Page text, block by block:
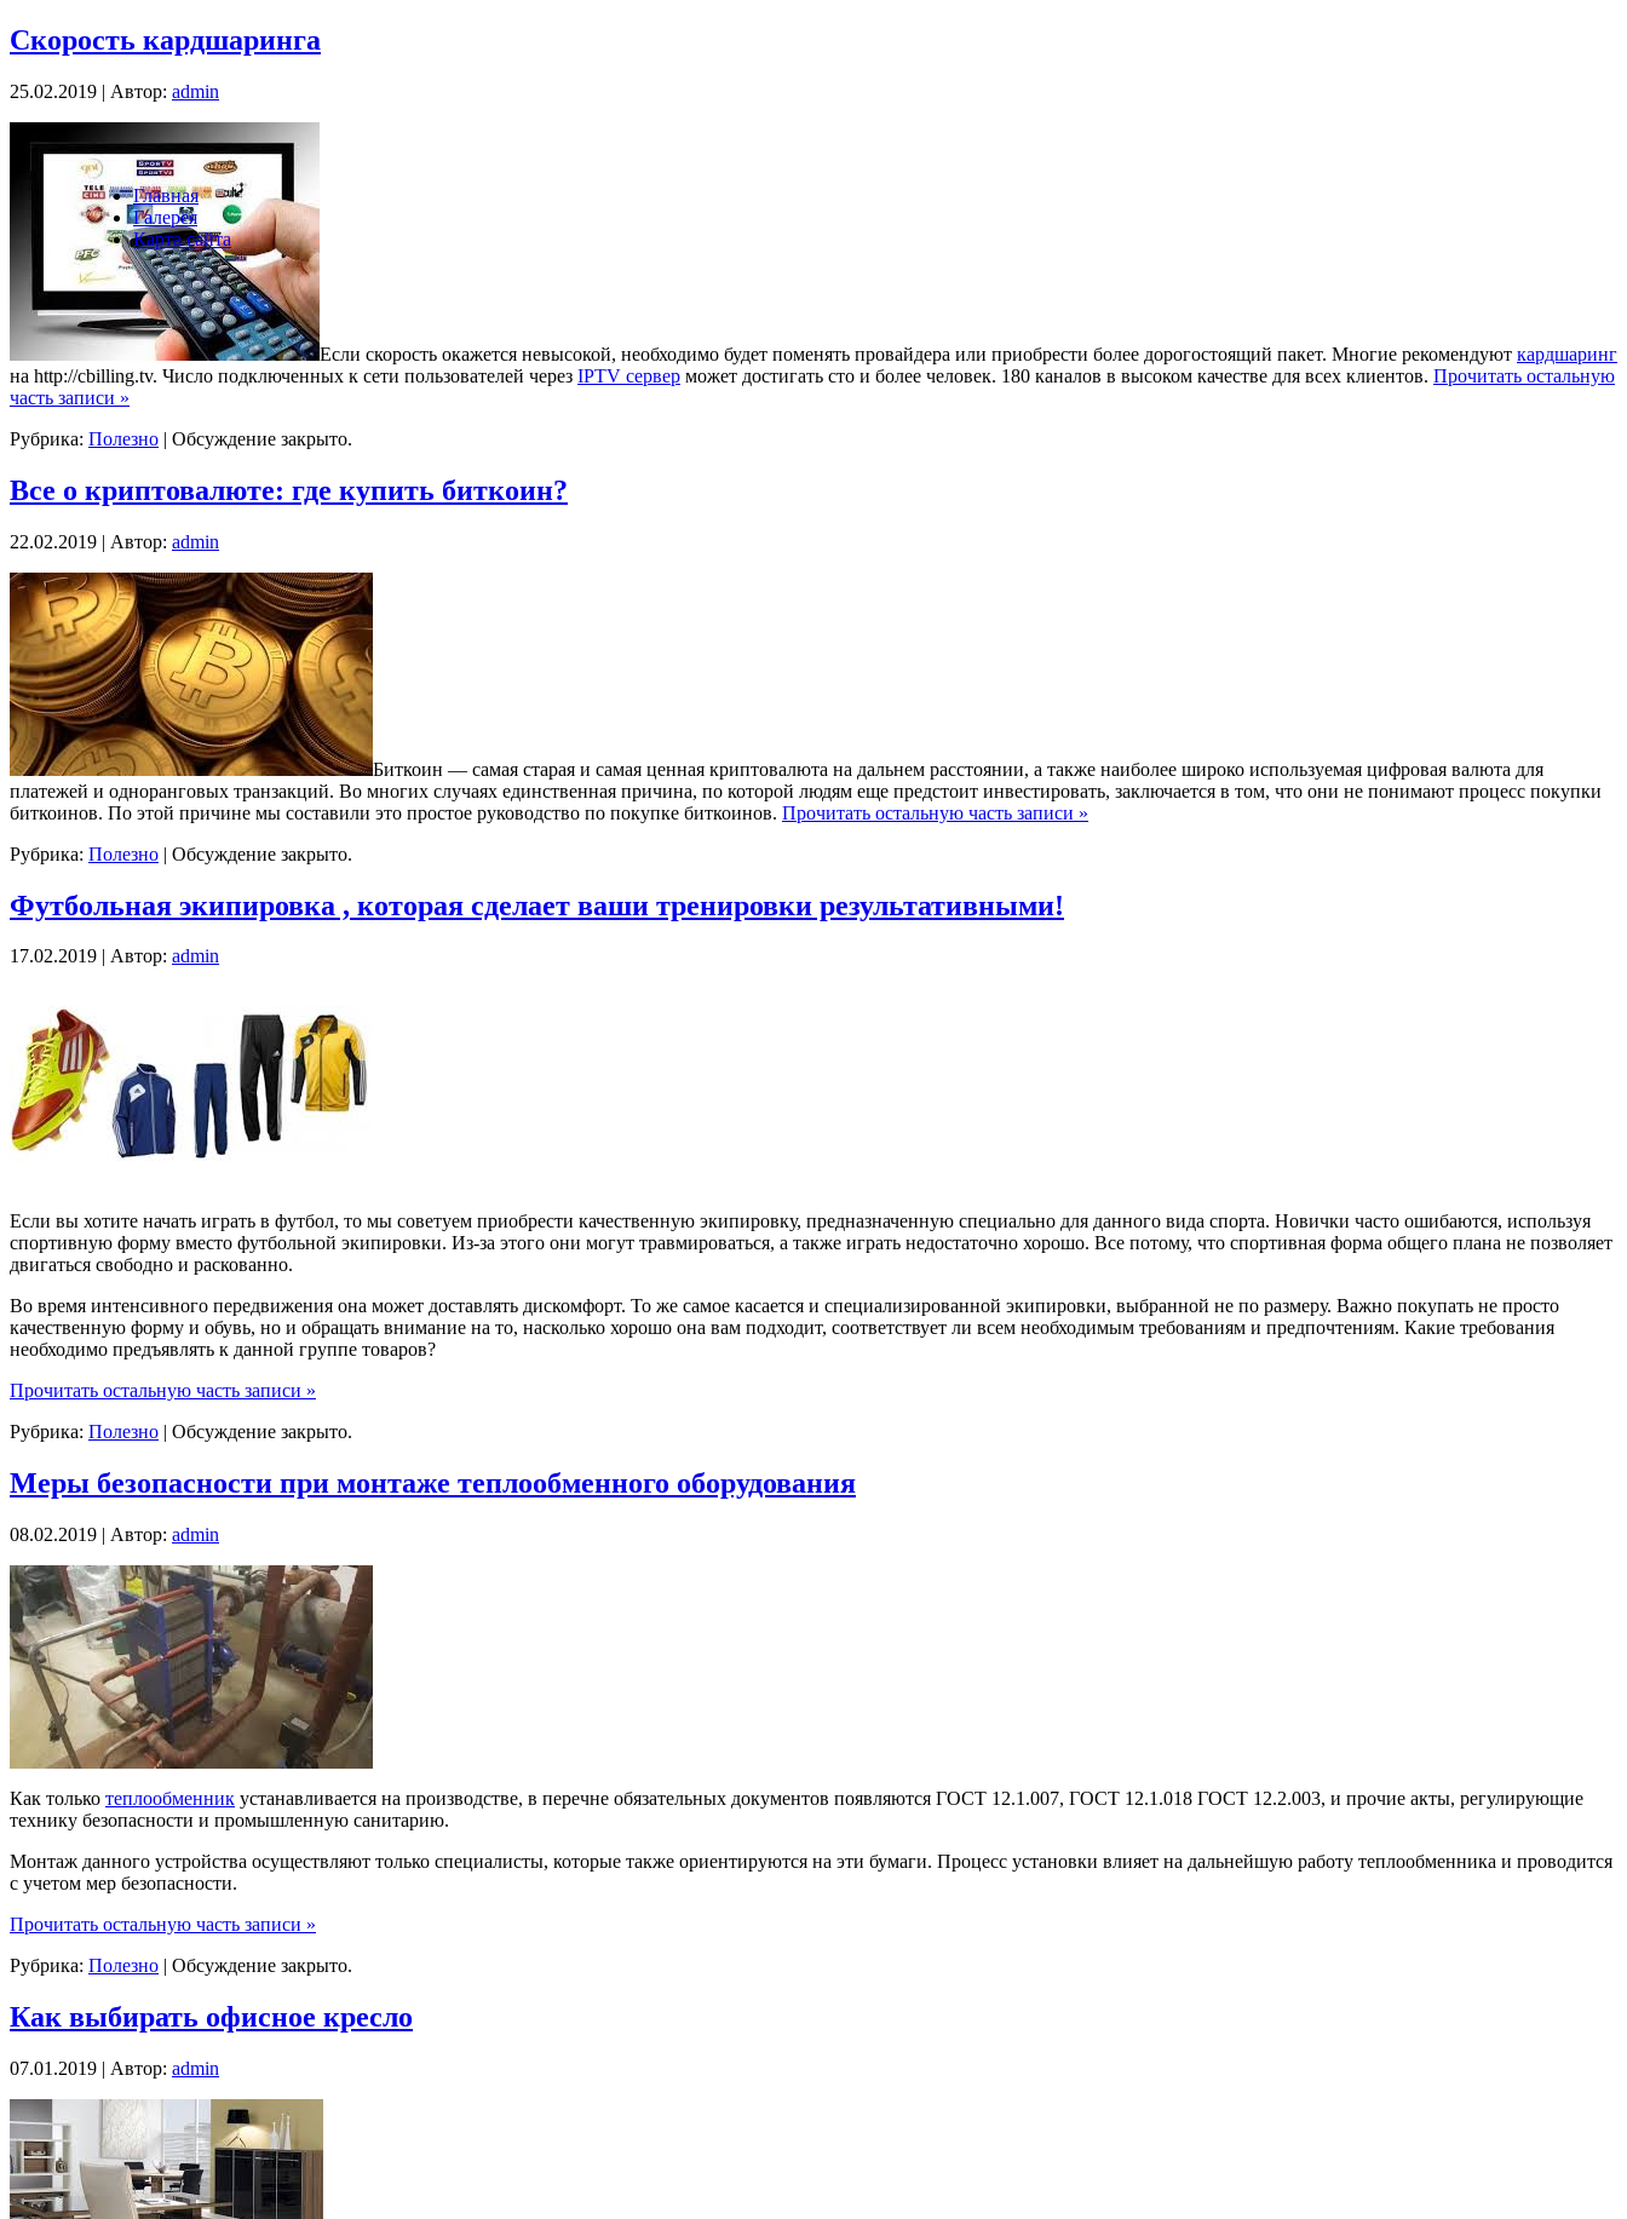
Главная
Галерея
Карта сайта
Скорость кардшаринга
25.02.2019 | Автор: admin
Если скорость окажется невысокой, необходимо будет поменять провайдера или приобрести более дорогостоящий пакет. Многие рекомендуют кардшаринг
на http://cbilling.tv. Число подключенных к сети пользователей через IPTV сервер может достигать сто и более человек. 180 каналов в высоком качестве для всех клиентов. Прочитать остальную
часть записи »
Рубрика: Полезно | Обсуждение закрыто.
Все о криптовалюте: где купить биткоин?
22.02.2019 | Автор: admin
Биткоин — самая старая и самая ценная криптовалюта на дальнем расстоянии, а также наиболее широко используемая цифровая валюта для
платежей и одноранговых транзакций. Во многих случаях единственная причина, по которой людям еще предстоит инвестировать, заключается в том, что они не понимают процесс покупки
биткоинов. По этой причине мы составили это простое руководство по покупке биткоинов. Прочитать остальную часть записи »
Рубрика: Полезно | Обсуждение закрыто.
Футбольная экипировка , которая сделает ваши тренировки результативными!
17.02.2019 | Автор: admin
Если вы хотите начать играть в футбол, то мы советуем приобрести качественную экипировку, предназначенную специально для данного вида спорта. Новички часто ошибаются, используя
спортивную форму вместо футбольной экипировки. Из-за этого они могут травмироваться, а также играть недостаточно хорошо. Все потому, что спортивная форма общего плана не позволяет
двигаться свободно и раскованно.
Во время интенсивного передвижения она может доставлять дискомфорт. То же самое касается и специализированной экипировки, выбранной не по размеру. Важно покупать не просто
качественную форму и обувь, но и обращать внимание на то, насколько хорошо она вам подходит, соответствует ли всем необходимым требованиям и предпочтениям. Какие требования
необходимо предъявлять к данной группе товаров?
Прочитать остальную часть записи »
Рубрика: Полезно | Обсуждение закрыто.
Меры безопасности при монтаже теплообменного оборудования
08.02.2019 | Автор: admin
Как только теплообменник устанавливается на производстве, в перечне обязательных документов появляются ГОСТ 12.1.007, ГОСТ 12.1.018 ГОСТ 12.2.003, и прочие акты, регулирующие
технику безопасности и промышленную санитарию.
Монтаж данного устройства осуществляют только специалисты, которые также ориентируются на эти бумаги. Процесс установки влияет на дальнейшую работу теплообменника и проводится
с учетом мер безопасности.
Прочитать остальную часть записи »
Рубрика: Полезно | Обсуждение закрыто.
Как выбирать офисное кресло
07.01.2019 | Автор: admin